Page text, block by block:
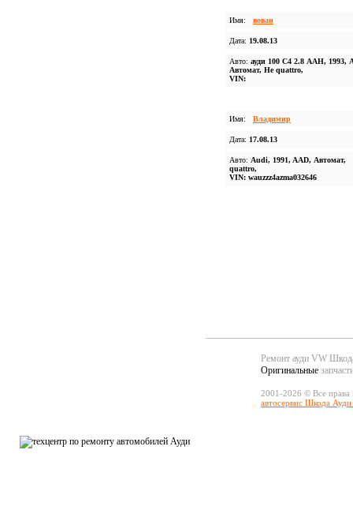
Имя: вован
Дата: 19.08.13
Авто: ауди 100 С4 2.8 ААН, 1993,
Автомат, Не quattro,
VIN:
Имя: Владимир
Дата: 17.08.13
Авто: Audi, 1991, AAD, Автомат,
quattro,
VIN: wauzzz4azma032646
Ремонт ауди VW
Оригинальные
2001-2026 © Все
автосервис Шкода